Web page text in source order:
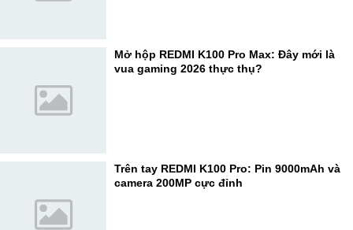
Mở hộp REDMI K100 Pro Max: Đây mới là
vua gaming 2026 thực thụ?
Trên tay REDMI K100 Pro: Pin 9000mAh và
camera 200MP cực đỉnh